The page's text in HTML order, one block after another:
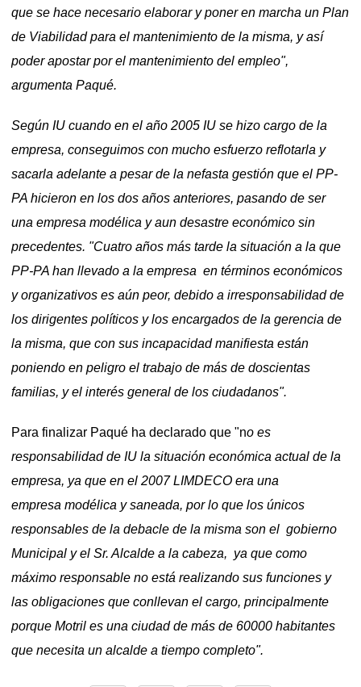
que se hace necesario elaborar y poner en marcha un Plan
de Viabilidad para el mantenimiento de la misma, y así
poder apostar por el mantenimiento del empleo",
argumenta Paqué.
Según IU cuando en el año 2005 IU se hizo cargo de la
empresa, conseguimos con mucho esfuerzo reflotarla y
sacarla adelante a pesar de la nefasta gestión que el PP-
PA hicieron en los dos años anteriores, pasando de ser
una empresa modélica y aun desastre económico sin
precedentes. "Cuatro años más tarde la situación a la que
PP-PA han llevado a la empresa en términos económicos
y organizativos es aún peor, debido a irresponsabilidad de
los dirigentes políticos y los encargados de la gerencia de
la misma, que con sus incapacidad manifiesta están
poniendo en peligro el trabajo de más de doscientas
familias, y el interés general de los ciudadanos".
Para finalizar Paqué ha declarado que "no es
responsabilidad de IU la situación económica actual de la
empresa, ya que en el 2007 LIMDECO era una
empresa modélica y saneada, por lo que los únicos
responsables de la debacle de la misma son el gobierno
Municipal y el Sr. Alcalde a la cabeza, ya que como
máximo responsable no está realizando sus funciones y
las obligaciones que conllevan el cargo, principalmente
porque Motril es una ciudad de más de 60000 habitantes
que necesita un alcalde a tiempo completo".